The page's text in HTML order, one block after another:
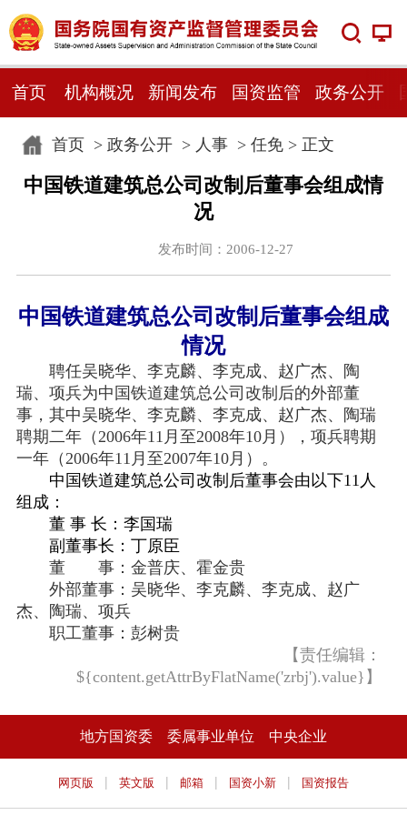
首页 机构概况 新闻发布 国资监管 政务公开
首页> 政务公开> 人事> 任免> 正文
中国铁道建筑总公司改制后董事会组成情
况
发布时间：2006-12-27
中国铁道建筑总公司改制后董事会组成
情况
聘任吴晓华、李克麟、李克成、赵广杰、陶
瑞、项兵为中国铁道建筑总公司改制后的外部董
事，其中吴晓华、李克麟、李克成、赵广杰、陶瑞
聘期二年（2006年11月至2008年10月），项兵聘期
一年（2006年11月至2007年10月）。
中国铁道建筑总公司改制后董事会由以下11人
组成：
董 事 长：李国瑞
副董事长：丁原臣
董 事：金普庆、霍金贵
外部董事：吴晓华、李克麟、李克成、赵广
杰、陶瑞、项兵
职工董事：彭树贵
【责任编辑：
${content.getAttrByFlatName('zrbj').value}】
地方国资委 委属事业单位 中央企业
网页版 | 英文版 | 邮箱 | 国资小新 | 国资报告